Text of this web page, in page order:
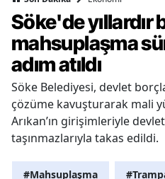
Söke'de yıllardır
mahsuplaşma
adım atıldı
Söke Belediyesi, devlet
çözüme kavuşturarak mali
Arıkan’ın girişimleriyle
taşınmazlarıyla takas edildi.
#Mahsuplaşma